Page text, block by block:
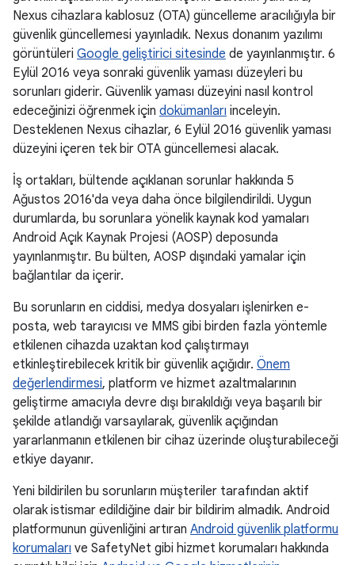
Nexus cihazlara kablosuz (OTA) güncelleme aracılığıyla bir
güvenlik güncellemesi yayınladık. Nexus donanım yazılımı
görüntüleri Google geliştirici sitesinde de yayınlanmıştır. 6
Eylül 2016 veya sonraki güvenlik yaması düzeyleri bu
sorunları giderir. Güvenlik yaması düzeyini nasıl kontrol
edeceğinizi öğrenmek için dokümanları inceleyin.
Desteklenen Nexus cihazlar, 6 Eylül 2016 güvenlik yaması
düzeyini içeren tek bir OTA güncellemesi alacak.
İş ortakları, bültende açıklanan sorunlar hakkında 5
Ağustos 2016'da veya daha önce bilgilendirildi. Uygun
durumlarda, bu sorunlara yönelik kaynak kod yamaları
Android Açık Kaynak Projesi (AOSP) deposunda
yayınlanmıştır. Bu bülten, AOSP dışındaki yamalar için
bağlantılar da içerir.
Bu sorunların en ciddisi, medya dosyaları işlenirken e-
posta, web tarayıcısı ve MMS gibi birden fazla yöntemle
etkilenen cihazda uzaktan kod çalıştırmayı
etkinleştirebilecek kritik bir güvenlik açığıdır. Önem
değerlendirmesi, platform ve hizmet azaltmalarının
geliştirme amacıyla devre dışı bırakıldığı veya başarılı bir
şekilde atlandığı varsayılarak, güvenlik açığından
yararlanmanın etkilenen bir cihaz üzerinde oluşturabileceği
etkiye dayanır.
Yeni bildirilen bu sorunların müşteriler tarafından aktif
olarak istismar edildiğine dair bir bildirim almadık. Android
platformunun güvenliğini artıran Android güvenlik platformu
korumaları ve SafetyNet gibi hizmet korumaları hakkında